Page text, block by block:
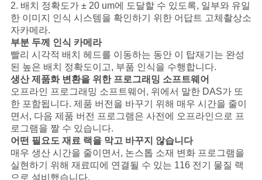
따
옴
표
를
요
구
하
2. 배치 정확도가 ± 20 um에 도달할 수 있도록, 일부와 유일
한 이미지 인식 시스템을 확인하기 위한 어답트 고체촬상소
자카메라.
부분 두께 인식 카메라
빨리 시각적 배치 헤드를 이동하는 동안 이 탑재기는 완성
된 높은 배치 정확도이고, 부품 인식을 수행합니다.
생산 제품화 변환을 위한 프로그래밍 소프트웨어
오프라인 프로그래밍 소프트웨어, 위에서 말한 DAS가 또
한 포함됩니다. 제품 버전을 바꾸기 위해 매우 시간을 줄이
면서, 다음 제품 버전 프로그램은 사전에 오프라인으로 프
로그램을 짤 수 있습니다.
어떤 필요도 재료 랙을 막고 바꾸지 않습니다
매우 생산 시간을 줄이면서, 논스톱 소재 변화 프로그램을
실현하기 위해 재료띠에 연결될 수 있는 116 전기 물질 랙
으로 설비했습니다.